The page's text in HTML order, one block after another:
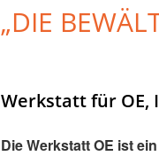
„DIE
Werkstatt für OE,
Die Werkstatt OE ist